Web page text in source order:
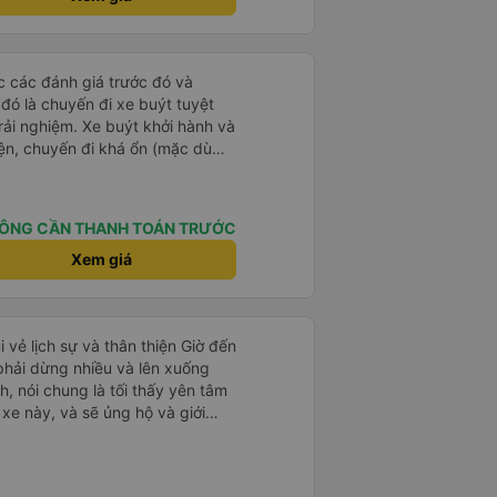
để sạc điện thoại hoạt động
ngả. Xe ít rộng rãi hơn,
hơn nhiều so với một chuyến
tôi cũng dừng lại gần Nha
ga bằng xe buýt nhỏ. Họ
suốt chuyến đi, và có thể
các đánh giá trước đó và
là chuyến đi xe buýt tuyệt
nghiệm. Xe buýt khởi hành và
chuyến đi khá ổn (mặc dù
của Việt Nam ^^), và chỗ
CẦN THANH TOÁN TRƯỚC
Xem giá
vẻ lịch sự và thân thiện Giờ đến
dừng nhiều và lên xuống
nói chung là tối thấy yên tâm
này, và sẽ ủng hộ và giới
vụ của nhà xe này